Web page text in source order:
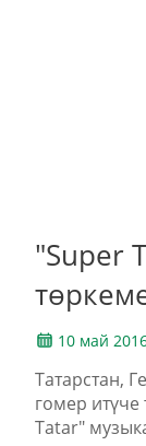
"Super
10 май
Татарстан,
гомер
Tatar"